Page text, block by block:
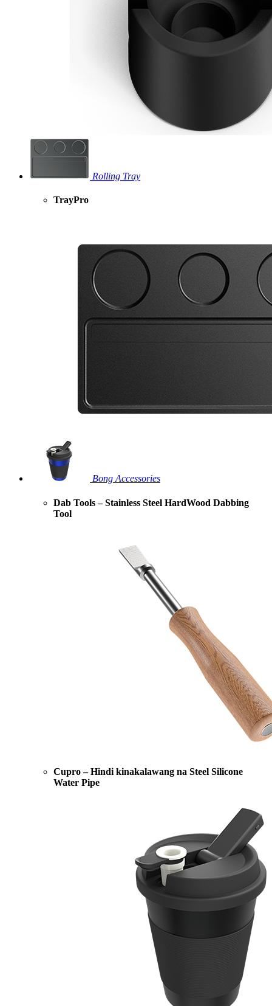
Rolling Tray
TrayPro
Bong Accessories
Dab Tools – Stainless Steel HardWood Dabbing
Tool
Cupro – Hindi kinakalawang na Steel Silicone
Water Pipe